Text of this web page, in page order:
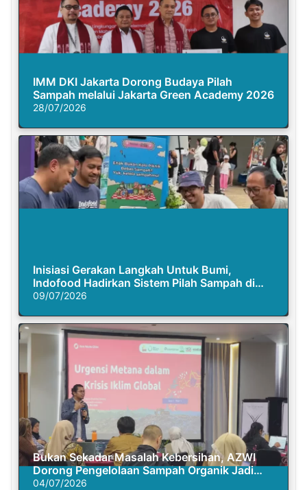
IMM DKI Jakarta Dorong Budaya Pilah
Sampah melalui Jakarta Green Academy 2026
28/07/2026
Inisiasi Gerakan Langkah Untuk Bumi,
Indofood Hadirkan Sistem Pilah Sampah di
Semasa Piknik
09/07/2026
Bukan Sekadar Masalah Kebersihan, AZWI
Dorong Pengelolaan Sampah Organik Jadi
Solusi Krisis Iklim
04/07/2026